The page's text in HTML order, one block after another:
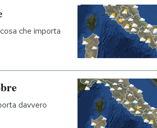
che importa
davvero